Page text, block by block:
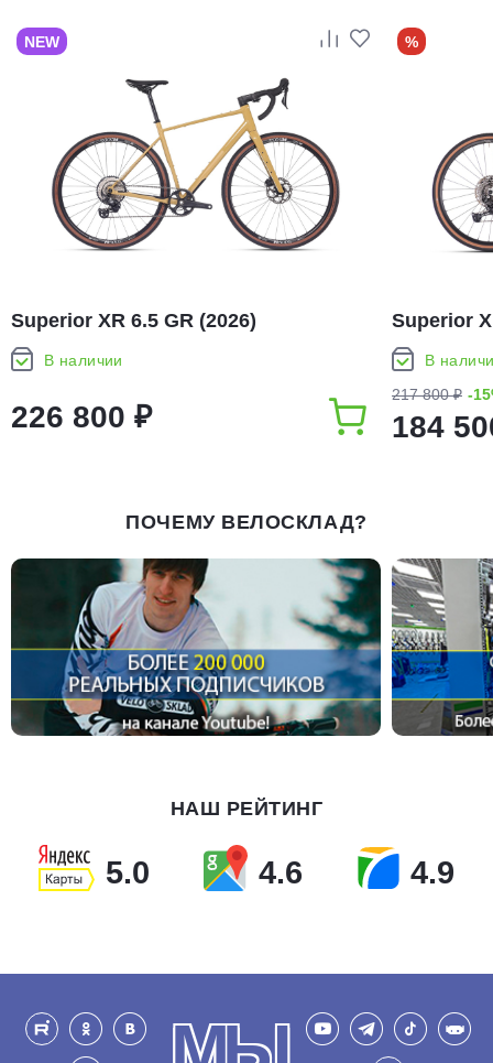
NEW
Superior XR 6.5 GR (2026)
В наличии
226 800 ₽
%
Superior
В
217 800 ₽ -
184
ПОЧЕМУ ВЕЛОСКЛАД?
НАШ РЕЙТИНГ
5.0 4.6 4.9